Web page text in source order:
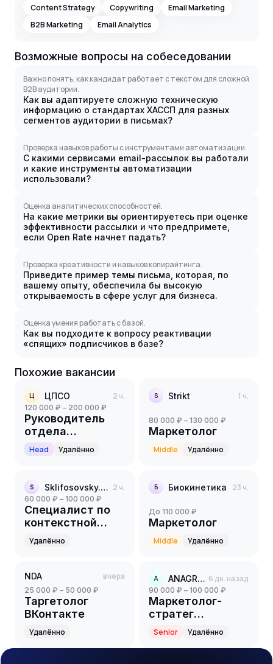
Content Strategy Copywriting
Email Marketing
B2B Marketing
Email Analytics
Возможные вопросы на собеседовании
Важно понять, как кандидат работает с текстом для сложной
B2B аудитории.
Как вы адаптируете сложную техническую
информацию о стандартах ХАССП для разных
сегментов аудитории в письмах?
Проверка навыков работы с инструментами автоматизации.
С какими сервисами email-рассылок вы работали
и какие инструменты автоматизации
использовали?
Оценка аналитических способностей.
На какие метрики вы ориентируетесь при оценке
эффективности рассылки и что предпримете,
если Open Rate начнет падать?
Проверка креативности и навыков копирайтинга.
Приведите пример темы письма, которая, по
вашему опыту, обеспечила бы высокую
открываемость в сфере услуг для бизнеса.
Оценка умения работать с базой.
Как вы подходите к вопросу реактивации
«спящих» подписчиков в базе?
Похожие вакансии
Ц ЦПСО 2 ч.
120 000 ₽ – 200 000 ₽
Руководитель
отдела
маркетинга
Head Удалённо
S Strikt 1 ч.
80 000 ₽ – 130 000 ₽
Маркетолог
Middle Удалённо
S Sklifosovsky.Pro 2 ч.
60 000 ₽ – 100 000 ₽
Специалист по
контекстной
рекламе
(Контекстолог)
Удалённо
Б Биокинетика 23 ч.
до 110 000 ₽
Маркетолог
Middle Удалённо
NDA вчера
25 000 ₽ – 50 000 ₽
Таргетолог
ВКонтакте
Удалённо
A ANAGRAN 6 дн. назад
90 000 ₽ – 100 000 ₽
Маркетолог-
стратег
партнёрского
направления
Senior Удалённо